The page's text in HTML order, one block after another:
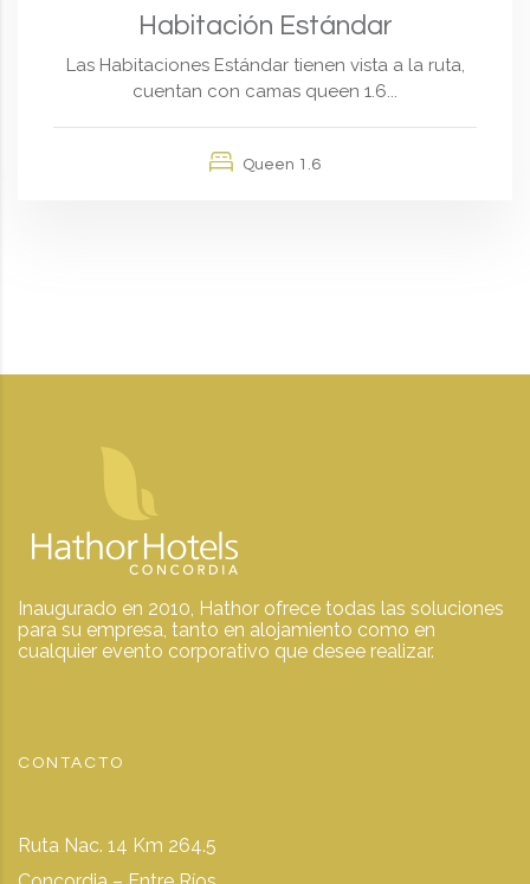
Habitación Estándar
Las Habitaciones Estándar tienen vista a la ruta,
cuentan con camas queen 1.6...
Queen 1.6
Inaugurado en 2010, Hathor ofrece todas las soluciones
para su empresa, tanto en alojamiento como en
cualquier evento corporativo que desee realizar.
CONTACTO
Ruta Nac. 14 Km 264.5